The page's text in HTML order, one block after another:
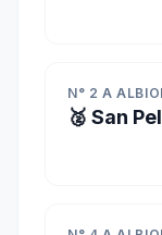
N° 2 A
🥈 San